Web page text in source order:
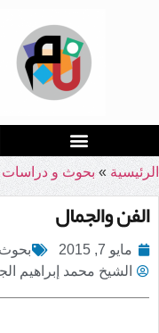
الرئيسية » بحوث و دراسات
الفن والجمال
مايو 7, 2015
الشيخ محمد إبراهيم